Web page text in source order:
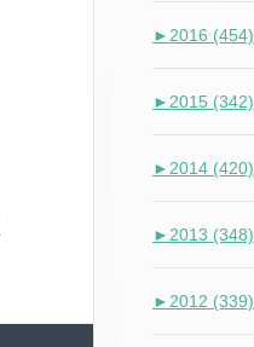
► 2016 (454)
► 2015 (342)
► 2014 (420)
► 2013 (348)
► 2012 (339)